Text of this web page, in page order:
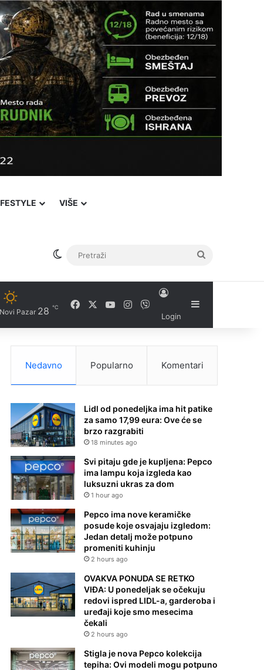
VIŠE
Switch skin
Novi Pazar 28 ℃ FacebookYouTubeInstagram
Viber
Login
Sidebar
Nedavno Popularno Komentari
Lidl od ponedeljka ima hit patike
za samo 17,99 eura: Ove će se
brzo razgrabiti
18 minutes ago
Svi pitaju gde je kupljena: Pepco
ima lampu koja izgleda kao
luksuzni ukras za dom
1 hour ago
Pepco ima nove keramičke
posude koje osvajaju izgledom:
Jedan detalj može potpuno
promeniti kuhinju
2 hours ago
OVAKVA PONUDA SE RETKO
VIĐA: U ponedeljak se očekuju
redovi ispred LIDL-a, garderoba i
uređaji koje smo mesecima
čekali
2 hours ago
Stigla je nova Pepco kolekcija
tepiha: Ovi modeli mogu potpuno